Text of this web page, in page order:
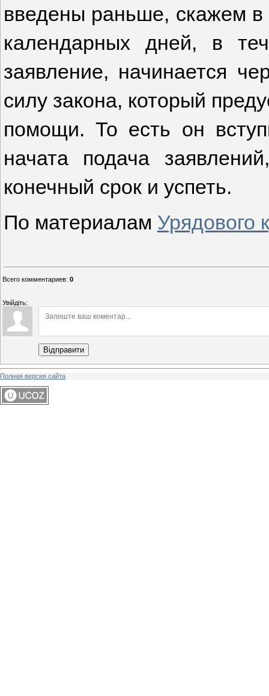
введены раньше, скажем
календарных дней, в
заявление, начинается
силу закона, который
помощи. То есть он
начата подача
конечный срок и успеть.
По материалам Урядового
Всего комментариев: 0
Увійдіть:
Відправити
Полная версия сайта